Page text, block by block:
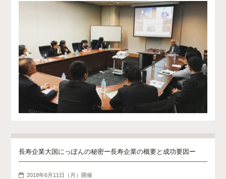
長寿企業大国にっぽんの秘密 ー長寿企業の概要と成功要因ー
2018年6月11日（月）開催